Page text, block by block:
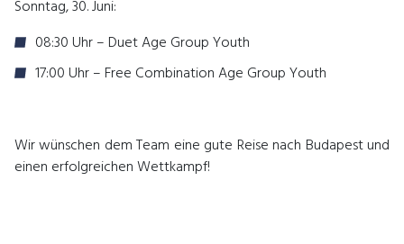
Sonntag, 30. Juni:
08:30 Uhr – Duet Age Group Youth
17:00 Uhr – Free Combination Age Group Youth
Wir wünschen dem Team eine gute Reise nach Budapest und
einen erfolgreichen Wettkampf!